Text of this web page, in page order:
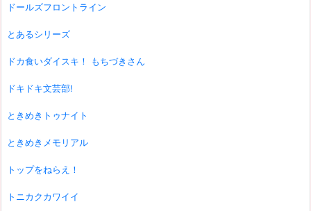
ドールズフロントライン
とあるシリーズ
ドカ食いダイスキ！ もちづきさん
ドキドキ文芸部!
ときめきトゥナイト
ときめきメモリアル
トップをねらえ！
トニカクカワイイ